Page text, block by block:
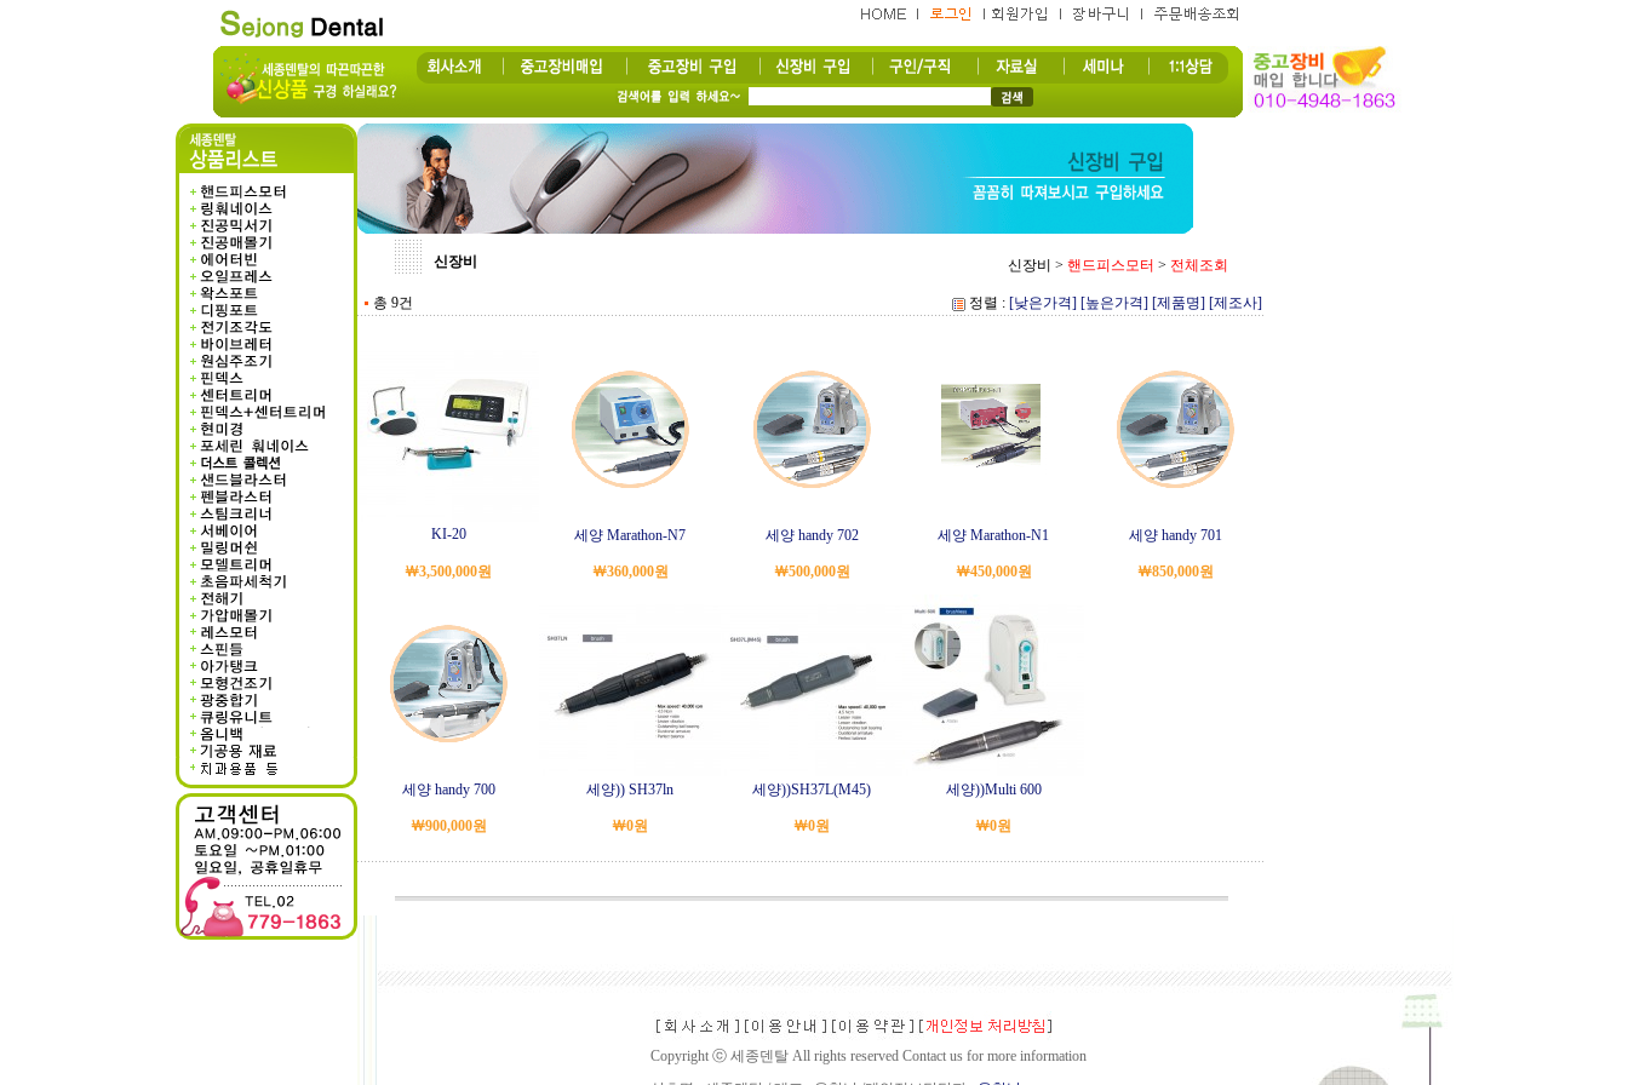
신장비 신장비 > 핸드피스모터 > 전체조회
총 9건 정렬 : [낮은가격] [높은가격] [제품명] [제조사]
KI-20
￦3,500,000원
세양 Marathon-N7
￦360,000원
세양 handy 702
￦500,000원
세양 Marathon-N1
￦450,000원
세양 handy 701
￦850,000원
세양 handy 700
￦900,000원
세양)) SH37ln
￦0원
세양))SH37L(M45)
￦0원
세양))Multi 600
￦0원
Copyright ⓒ 세종덴탈 All rights reserved Contact us for more information